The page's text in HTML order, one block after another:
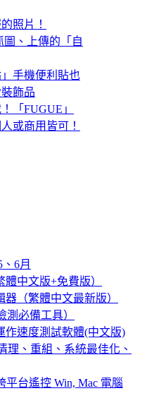
照片！
圖、上傳的「自
」手機便利貼也
飾品
「FUGUE」
或商用皆可！
6月
中文版+免費版）
（繁體中文最新版）
測必備工具）
作速度測試軟體(中文版)
理、重組、系統最佳化、
平台遙控 Win, Mac 電腦